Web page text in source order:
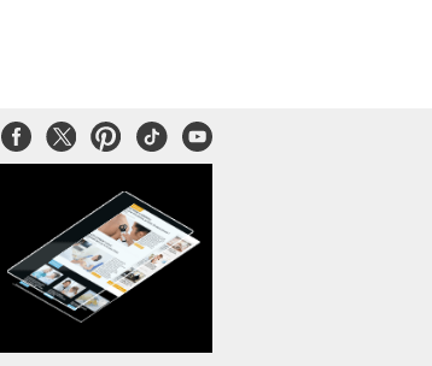
FacebookTwitterPinterest
TiktokYoutube